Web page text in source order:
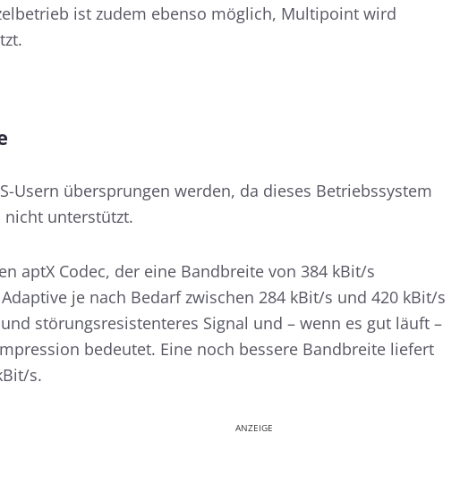
ist zudem ebenso möglich, Multipoint wird
Usern übersprungen werden, da dieses Betriebssystem
nicht unterstützt.
aptX Codec, der eine Bandbreite von 384 kBit/s
je nach Bedarf zwischen 284 kBit/s und 420 kBit/s
störungsresistenteres Signal und – wenn es gut läuft –
bedeutet. Eine noch bessere Bandbreite liefert
s.
ANZEIGE